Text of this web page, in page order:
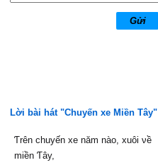
Lời bài hát "Chuyến xe Miền Tây"
Ƭrên chuуến xe năm nào, xuôi νề
miền Ƭâу,